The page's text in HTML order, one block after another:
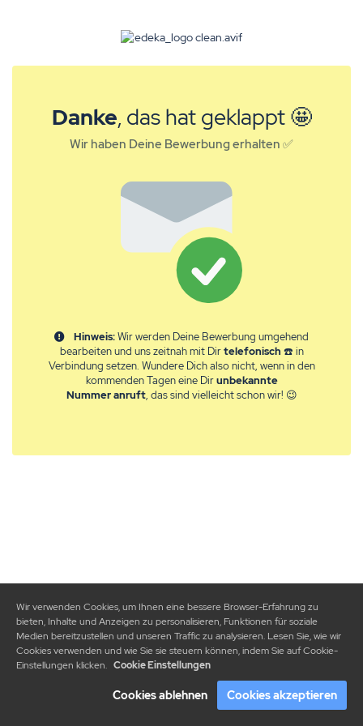
Danke, das hat geklappt 🤩
Wir haben Deine Bewerbung erhalten ✅
Hinweis:Wir werden Deine Bewerbung umgehend
bearbeiten und uns zeitnah mit Dirtelefonisch ☎️ in
Verbindung setzen. Wundere Dich also nicht, wenn in den
kommenden Tagen eine Dirunbekannte
Nummer anruft, das sind vielleicht schon wir! 😉
Wir verwenden Cookies, um Ihnen eine bessere Browser-Erfahrung zu
bieten, Inhalte und Anzeigen zu personalisieren, Funktionen für soziale
Medien bereitzustellen und unseren Traffic zu analysieren. Lesen Sie, wie wir
Cookies verwenden und wie Sie sie steuern können, indem Sie auf Cookie-
Einstellungen klicken. Cookie Einstellungen
Cookies ablehnen Cookies akzeptieren